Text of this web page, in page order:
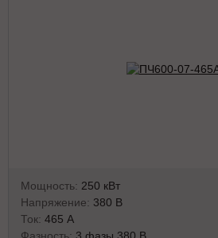
Мощность: 250 кВт
Напряжение: 380 В
Ток: 465 А
Фазность: 3 фазы 380 В